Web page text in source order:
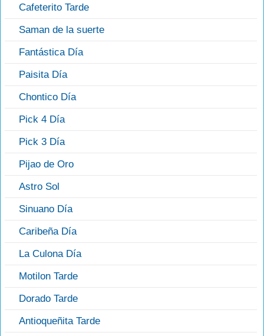
Cafeterito Tarde
Saman de la suerte
Fantástica Día
Paisita Día
Chontico Día
Pick 4 Día
Pick 3 Día
Pijao de Oro
Astro Sol
Sinuano Día
Caribeña Día
La Culona Día
Motilon Tarde
Dorado Tarde
Antioqueñita Tarde